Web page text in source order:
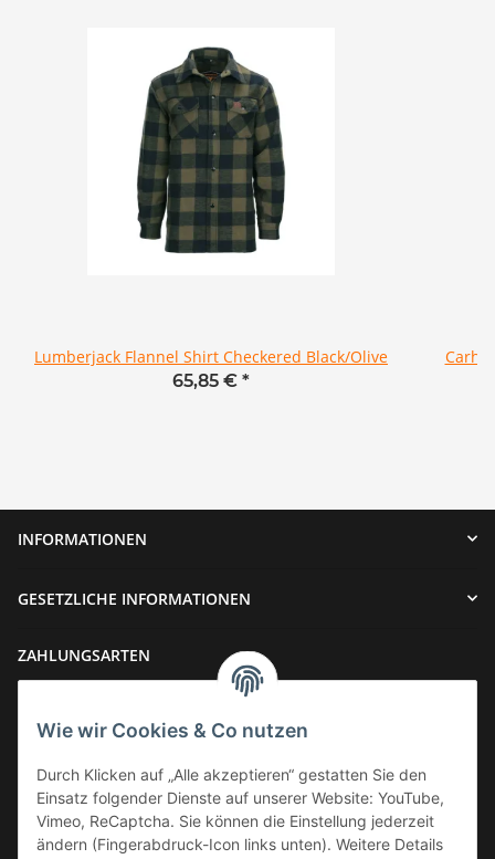
Lumberjack Flannel Shirt Checkered Black/Olive
65,85 € *
INFORMATIONEN
GESETZLICHE INFORMATIONEN
ZAHLUNGSARTEN
VERSAND
Wie wir Cookies & Co nutzen
Durch Klicken auf „Alle akzeptieren“ gestatten Sie den
Einsatz folgender Dienste auf unserer Website: YouTube,
Vimeo, ReCaptcha. Sie können die Einstellung jederzeit
ändern (Fingerabdruck-Icon links unten). Weitere Details